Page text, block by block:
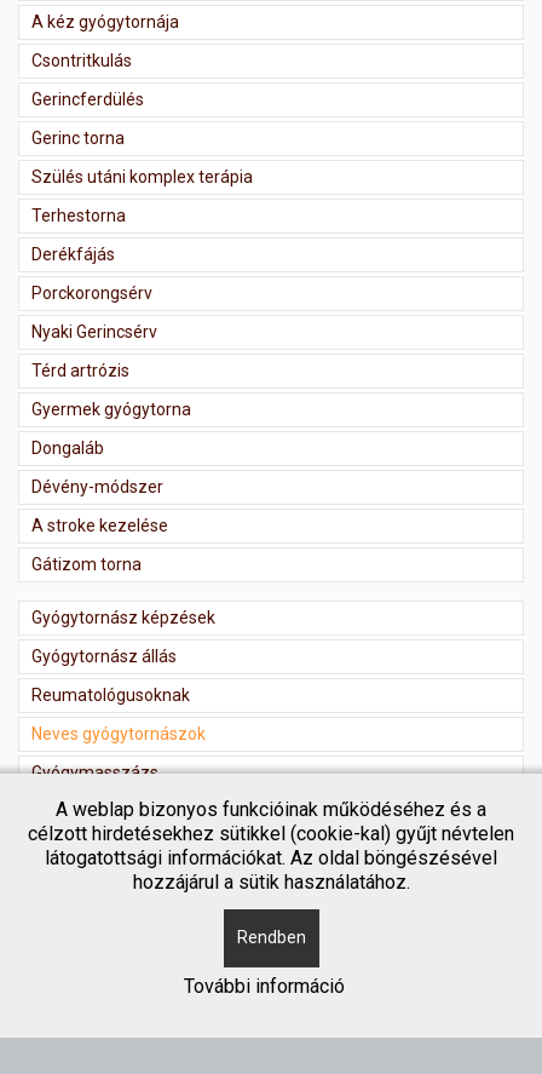
A kéz gyógytornája
Csontritkulás
Gerincferdülés
Gerinc torna
Szülés utáni komplex terápia
Terhestorna
Derékfájás
Porckorongsérv
Nyaki Gerincsérv
Térd artrózis
Gyermek gyógytorna
Dongaláb
Dévény-módszer
A stroke kezelése
Gátizom torna
Gyógytornász képzések
Gyógytornász állás
Reumatológusoknak
Neves gyógytornászok
Gyógymasszázs
Masszőr regisztráció
Copyright © 2018 Gyógytornász kereső
A weblap bizonyos funkcióinak működéséhez és a
célzott hirdetésekhez sütikkel (cookie-kal) gyűjt névtelen
látogatottsági információkat. Az oldal böngészésével
hozzájárul a sütik használatához.
Rendben
További információ